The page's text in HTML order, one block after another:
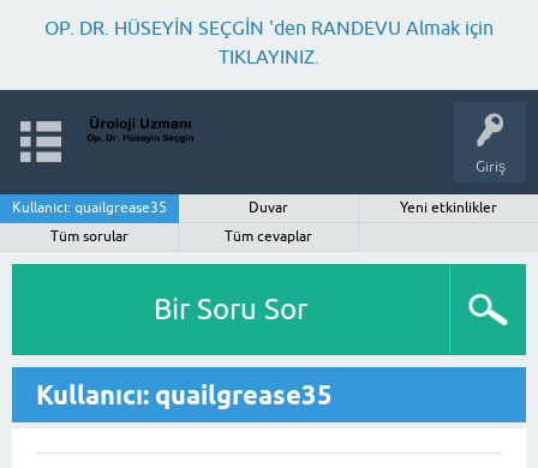
OP. DR. HÜSEYİN SEÇGİN 'den RANDEVU Almak için
TIKLAYINIZ.
Giriş
Kullanıcı: quailgrease35 Duvar
Yeni etkinlikler
Tüm sorular
Tüm cevaplar
Bir Soru Sor
Kullanıcı: quailgrease35